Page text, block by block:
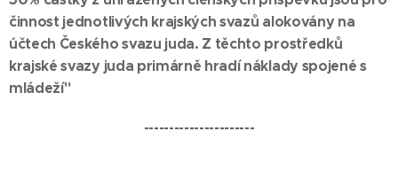
činnost jednotlivých krajských svazů alokovány na
účtech Českého svazu juda. Z těchto prostředků
krajské svazy juda primárně hradí náklady spojené s
mládeží"
----------------------